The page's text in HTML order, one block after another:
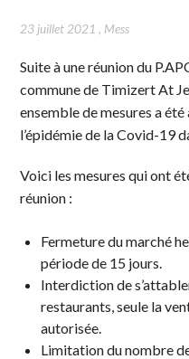
23 juillet 2021 , Mess
Suite à une réunion du
commune de Timizert At
ensemble de mesures a
l’épidémie de la Covid-19
Voici les mesures qui ont
réunion :
Fermeture du marché
période de 15 jours.
Interdiction de
restaurants, seule la
autorisée.
Limitation du nombre